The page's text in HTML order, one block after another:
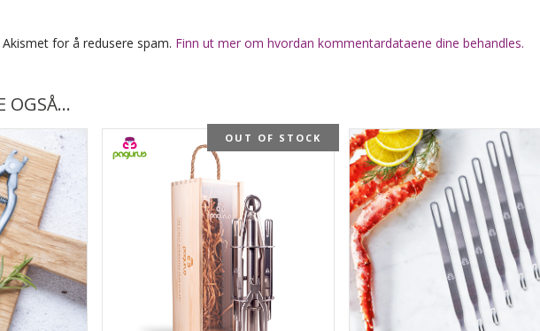
for å redusere spam. Finn ut mer om hvordan kommentardataene dine behandles.
OGSÅ…
OUT OF STOCK